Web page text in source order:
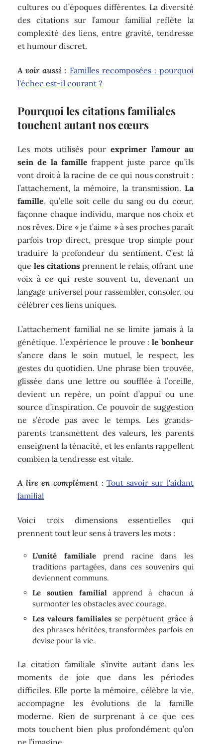
cultures ou d’époques différentes. La diversité
des citations sur l’amour familial reflète la
complexité des liens, entre gravité, tendresse
et humour discret.
A voir aussi : Familles recomposées : pourquoi
l'échec est-il courant ?
Pourquoi les citations familiales
touchent autant nos cœurs
Les mots utilisés pour exprimer l’amour au
sein de la famille frappent juste parce qu’ils
vont droit à la racine de ce qui nous construit :
l’attachement, la mémoire, la transmission. La
famille, qu’elle soit celle du sang ou du cœur,
façonne chaque individu, marque nos choix et
nos rêves. Dire « je t’aime » à ses proches paraît
parfois trop direct, presque trop simple pour
traduire la profondeur du sentiment. C’est là
que les citationsprennent le relais, offrant une
voix à ce qui reste souvent tu, devenant un
langage universel pour rassembler, consoler, ou
célébrer ces liens uniques.
L’attachement familial ne se limite jamais à la
génétique. L’expérience le prouve : le bonheur
s’ancre dans le soin mutuel, le respect, les
gestes du quotidien. Une phrase bien trouvée,
glissée dans une lettre ou soufflée à l’oreille,
devient un repère, un point d’appui ou une
source d’inspiration. Ce pouvoir de suggestion
ne s’érode pas avec le temps. Les grands-
parents transmettent des valeurs, les parents
enseignent la ténacité, et les enfants rappellent
combien la tendresse est vitale.
A lire en complément : Tout savoir sur l'aidant
familial
Voici trois dimensions essentielles qui
prennent tout leur sens à travers les mots :
L’unité familialeprend racine dans les
traditions partagées, dans ces souvenirs qui
deviennent communs.
Le soutien familial apprend à chacun à
surmonter les obstacles avec courage.
Les valeurs familiales se perpétuent grâce à
des phrases héritées, transformées parfois en
devise pour la vie.
La citation familiale s’invite autant dans les
moments de joie que dans les périodes
difficiles. Elle porte la mémoire, célèbre la vie,
accompagne les évolutions de la famille
moderne. Rien de surprenant à ce que ces
mots touchent bien plus profondément qu’on
ne l’imagine.